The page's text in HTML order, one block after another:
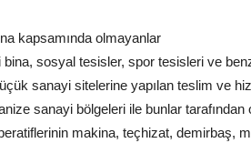
kapsamında olmayanlar
bina, sosyal tesisler, spor tesisleri ve
sanayi sitelerine yapılan teslim ve
sanayi bölgeleri ile bunlar
makina, teçhizat, demirbaş,